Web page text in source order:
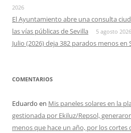
2026
El Ayuntamiento abre una consulta
las vías públicas de Sevilla
5 agosto 2026
Julio (2026) deja 382 parados menos en
COMENTARIOS
Eduardo en Mis paneles solares en la
gestionada por Ekiluz/Repsol,
menos que hace un año, por los cortes